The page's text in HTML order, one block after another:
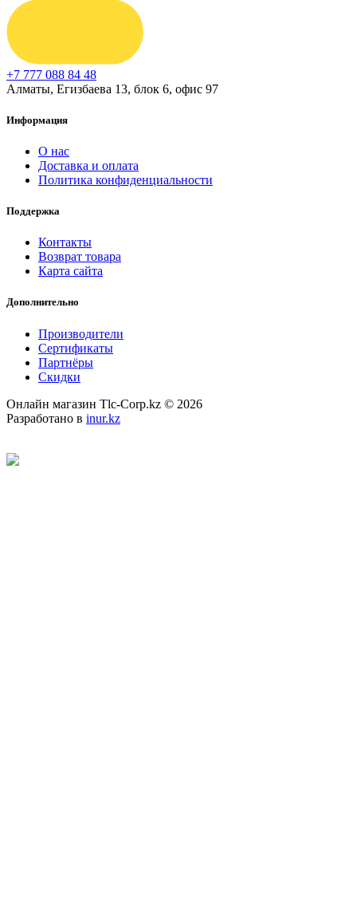
+7 777 088 84 48
Алматы, Егизбаева 13, блок 6, офис 97
Информация
О нас
Доставка и оплата
Политика конфиденциальности
Поддержка
Контакты
Возврат товара
Карта сайта
Дополнительно
Производители
Сертификаты
Партнёры
Скидки
Онлайн магазин Tlc-Corp.kz © 2026
Разработано в inur.kz